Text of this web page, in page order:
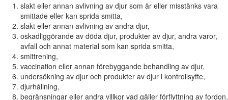
slakt eller annan avlivning av djur som är eller misstänks vara
smittade eller kan sprida smitta,
slakt eller annan avlivning av andra djur,
oskadliggörande av döda djur, produkter av djur, andra varor,
avfall och annat material som kan sprida smitta,
smittrening,
vaccination eller annan förebyggande behandling av djur,
undersökning av djur och produkter av djur i kontrollsyfte,
djurhållning,
begränsningar eller andra villkor vad gäller förflyttning av fordon,